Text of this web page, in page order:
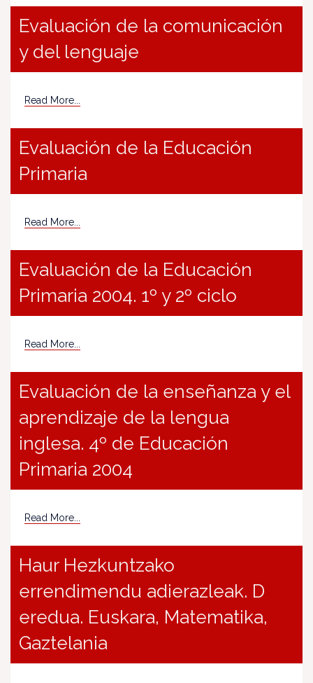
Evaluación de la comunicación
y del lenguaje
Read More...
Evaluación de la Educación
Primaria
Read More...
Evaluación de la Educación
Primaria 2004. 1º y 2º ciclo
Read More...
Evaluación de la enseñanza y el
aprendizaje de la lengua
inglesa. 4º de Educación
Primaria 2004
Read More...
Haur Hezkuntzako
errendimendu adierazleak. D
eredua. Euskara, Matematika,
Gaztelania